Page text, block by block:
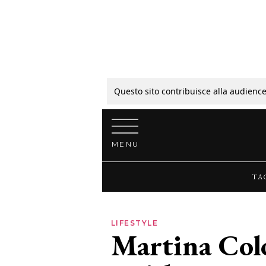
Questo sito contribuisce alla
Vai al contenuto
MENU
LIFESTYLE
Martina